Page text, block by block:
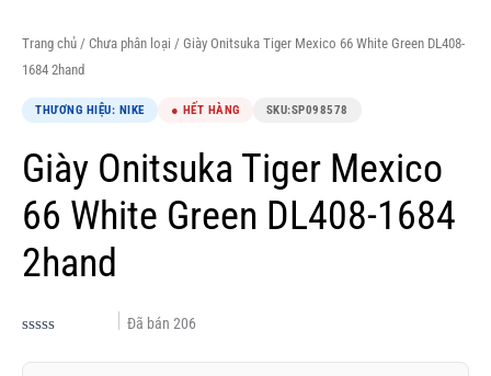
Trang chủ / Chưa phân loại / Giày Onitsuka Tiger Mexico 66 White Green DL408-
1684 2hand
THƯƠNG HIỆU: NIKE ● HẾT HÀNG SKU:SP098578
Giày Onitsuka Tiger Mexico
66 White Green DL408-1684
2hand
xếp
Đã bán 206